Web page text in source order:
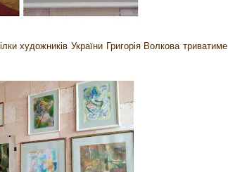
художників України Григорія Волкова триватиме